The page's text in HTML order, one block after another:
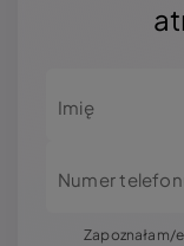
Imię
Numer
Zapoznałam/